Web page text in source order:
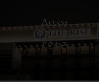
Access
アクセス